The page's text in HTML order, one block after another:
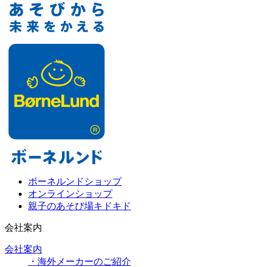
ボーネルンドショップ
オンラインショップ
親子のあそび場キドキド
会社案内
会社案内
・海外メーカーのご紹介